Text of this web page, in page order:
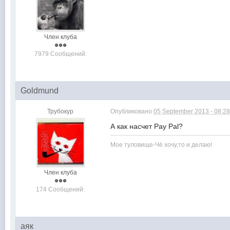
Член клуба
7979 Сообщений:
Goldmund
Трубокур
Член клуба
174 Сообщений:
Опубликовано05 September 2013 -
А как насчет Pay Pal?
Мое туловище-Чё хочу,то и делаю!
аяк